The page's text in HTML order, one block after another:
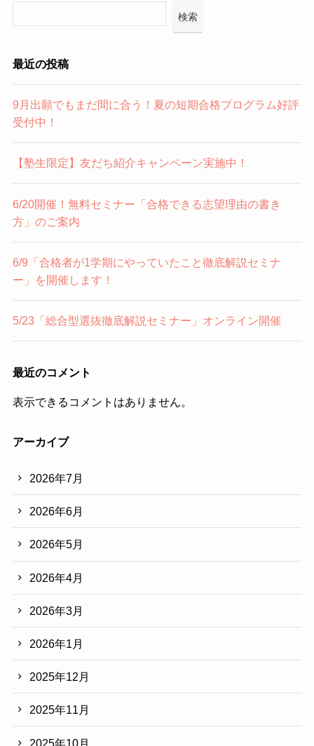
検索
最近の投稿
9月出願でもまだ間に合う！夏の短期合格プログラム好評
受付中！
【塾生限定】友だち紹介キャンペーン実施中！
6/20開催！無料セミナー「合格できる志望理由の書き
方」のご案内
6/9「合格者が1学期にやっていたこと徹底解説セミナ
ー」を開催します！
5/23「総合型選抜徹底解説セミナー」オンライン開催
最近のコメント
表示できるコメントはありません。
アーカイブ
2026年7月
2026年6月
2026年5月
2026年4月
2026年3月
2026年1月
2025年12月
2025年11月
2025年10月